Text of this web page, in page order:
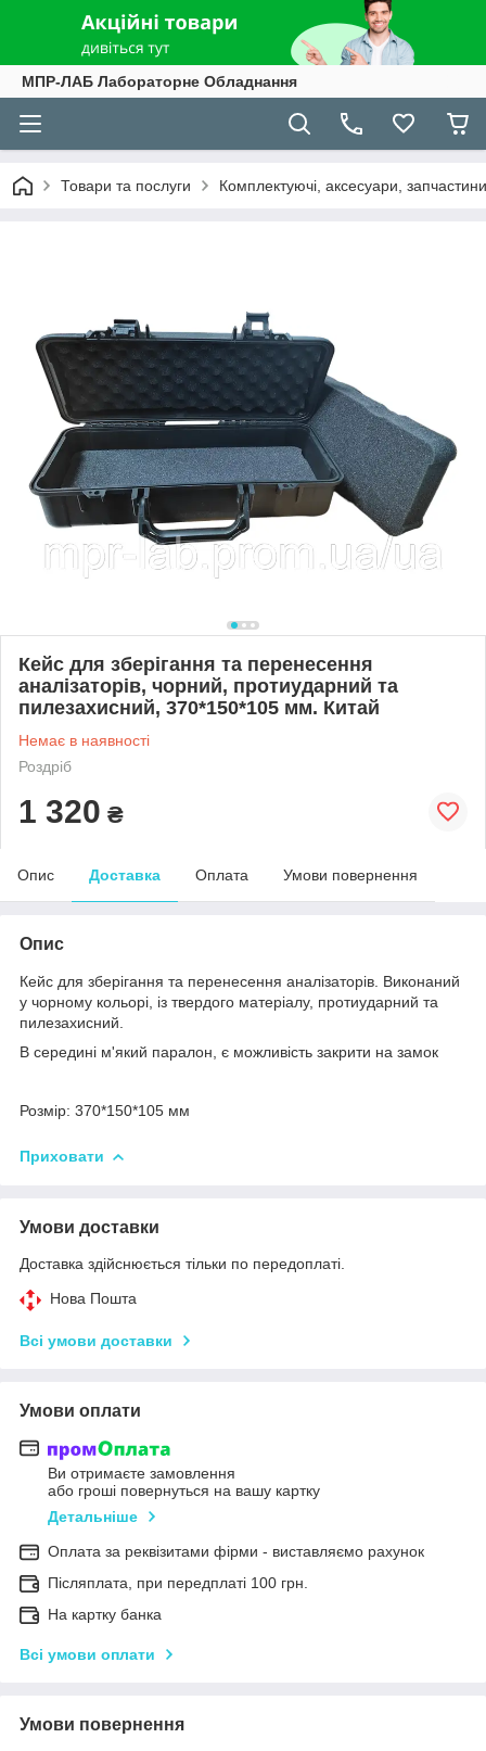
МПР-ЛАБ Лабораторне Обладнання
Товари та послуги Комплектуючі, аксесуари,
Кейс для зберігання та перенесення
аналізаторів, чорний, протиударний та
пилезахисний, 370*150*105 мм. Китай
Немає в наявності
Роздріб
1 320 ₴
Опис Доставка Оплата Умови повернення
Опис
Кейс для зберігання та перенесення аналізаторів. Виконаний
у чорному кольорі, із твердого матеріалу, протиударний та
пилезахисний.
В середині м'який паралон, є можливість закрити на замок
Розмір: 370*150*105 мм
Приховати
Умови доставки
Доставка здійснюється тільки по передоплаті.
Нова Пошта
Всі умови доставки
Умови оплати
Ви отримаєте замовлення
або гроші повернуться на вашу картку
Детальніше
Оплата за реквізитами фірми - виставляємо рахунок
Післяплата, при передплаті 100 грн.
На картку банка
Всі умови оплати
Умови повернення